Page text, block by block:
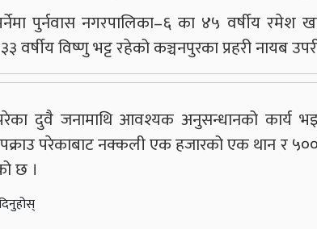
पुर्नवास नगरपालिका–६ का ४५ वर्षीय रमेश
वर्षीय विष्णु भट्ट रहेको कञ्चनपुरका प्रहरी नायब
दुवै जनामाथि आवश्यक अनुसन्धानको कार्य
परेकाबाट नक्कली एक हजारको एक थान र
छ ।